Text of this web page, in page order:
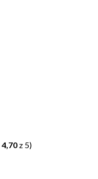
4,70 z 5)